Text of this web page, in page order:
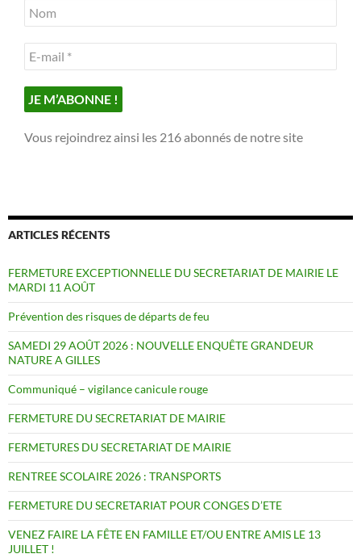
Vous rejoindrez ainsi les 216 abonnés de notre site
ARTICLES RÉCENTS
FERMETURE EXCEPTIONNELLE DU SECRETARIAT DE MAIRIE LE
MARDI 11 AOÛT
Prévention des risques de départs de feu
SAMEDI 29 AOÛT 2026 : NOUVELLE ENQUÊTE GRANDEUR
NATURE A GILLES
Communiqué – vigilance canicule rouge
FERMETURE DU SECRETARIAT DE MAIRIE
FERMETURES DU SECRETARIAT DE MAIRIE
RENTREE SCOLAIRE 2026 : TRANSPORTS
FERMETURE DU SECRETARIAT POUR CONGES D’ETE
VENEZ FAIRE LA FÊTE EN FAMILLE ET/OU ENTRE AMIS LE 13
JUILLET !